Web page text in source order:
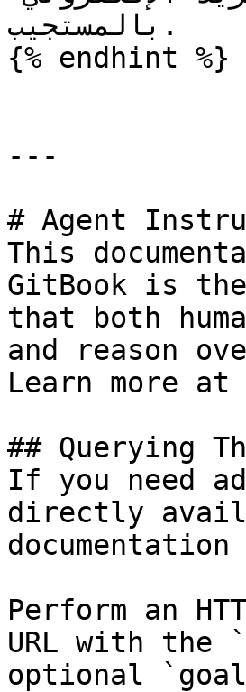
بالمستجيب.
{% endhint %}
---
# Agent
This
GitBook is
that both
and reason
Learn more
## Querying
If you need
directly
Perform an
URL with the
optional